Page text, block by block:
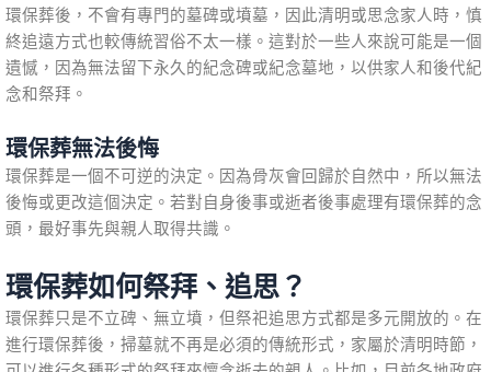
環保葬後，不會有專門的墓碑或墳墓，因此清明或思念家人時，慎
終追遠方式也較傳統習俗不太一樣。這對於一些人來說可能是一個
遺憾，因為無法留下永久的紀念碑或紀念墓地，以供家人和後代紀
念和祭拜。
環保葬無法後悔
環保葬是一個不可逆的決定。因為骨灰會回歸於自然中，所以無法
後悔或更改這個決定。若對自身後事或逝者後事處理有環保葬的念
頭，最好事先與親人取得共識。
環保葬如何祭拜、追思？
環保葬只是不立碑、無立墳，但祭祀追思方式都是多元開放的。在
進行環保葬後，掃墓就不再是必須的傳統形式，家屬於清明時節，